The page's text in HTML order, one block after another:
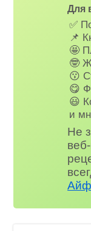
Для
✅
📌
🤩
🤓
😗
😋
😃
и
Не